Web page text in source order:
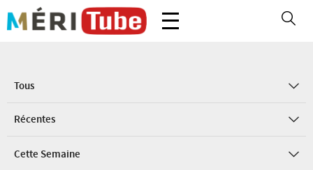
Tous
Récentes
Cette Semaine